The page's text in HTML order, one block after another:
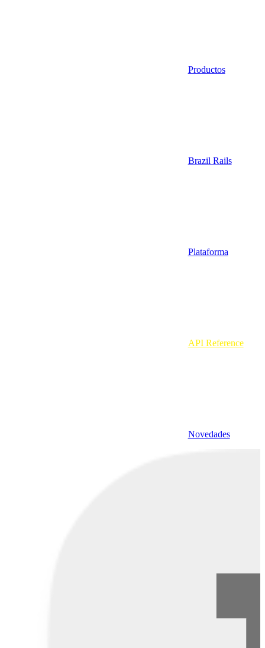
Productos
Brazil Rails
Plataforma
API Reference
Novedades